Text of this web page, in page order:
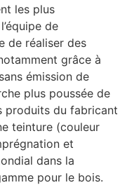
les plus
de
de réaliser des
grâce à
émission de
plus poussée de
produits du fabricant
teinture (couleur
et
dans la
pour le bois.